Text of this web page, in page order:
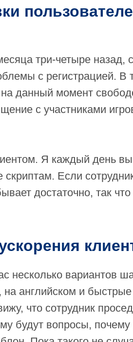
три-четыре назад,
с регистрацией.
данный момент
с участниками
Я каждый день
Если
достаточно, так
несколько вариантов
английском и
что сотрудник
будут вопросы,